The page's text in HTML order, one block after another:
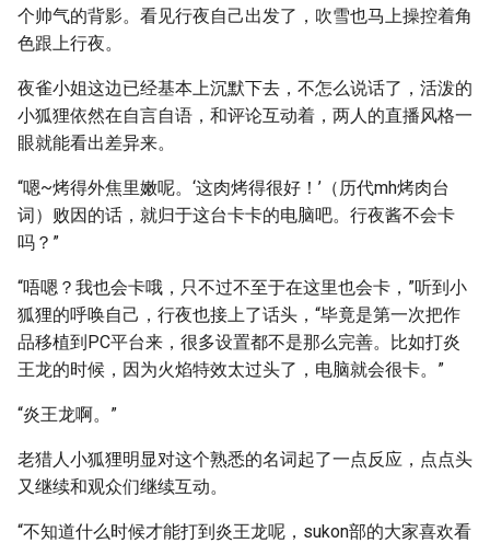
个帅气的背影。看见行夜自己出发了，吹雪也马上操控着角
色跟上行夜。
夜雀小姐这边已经基本上沉默下去，不怎么说话了，活泼的
小狐狸依然在自言自语，和评论互动着，两人的直播风格一
眼就能看出差异来。
“嗯~烤得外焦里嫩呢。‘这肉烤得很好！’（历代mh烤肉台
词）败因的话，就归于这台卡卡的电脑吧。行夜酱不会卡
吗？”
“唔嗯？我也会卡哦，只不过不至于在这里也会卡，”听到小
狐狸的呼唤自己，行夜也接上了话头，“毕竟是第一次把作
品移植到PC平台来，很多设置都不是那么完善。比如打炎
王龙的时候，因为火焰特效太过头了，电脑就会很卡。”
“炎王龙啊。”
老猎人小狐狸明显对这个熟悉的名词起了一点反应，点点头
又继续和观众们继续互动。
“不知道什么时候才能打到炎王龙呢，sukon部的大家喜欢看